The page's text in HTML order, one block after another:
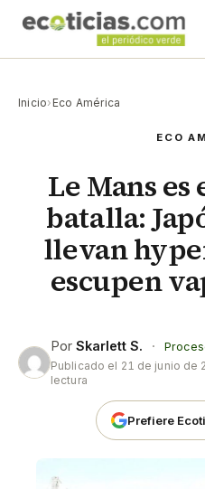
Inicio› Eco América
ECO
Le Mans es
batalla:
llevan
escupen
Por Skarlett S. ·
Publicado el 21 de junio de
lectura
Prefiere